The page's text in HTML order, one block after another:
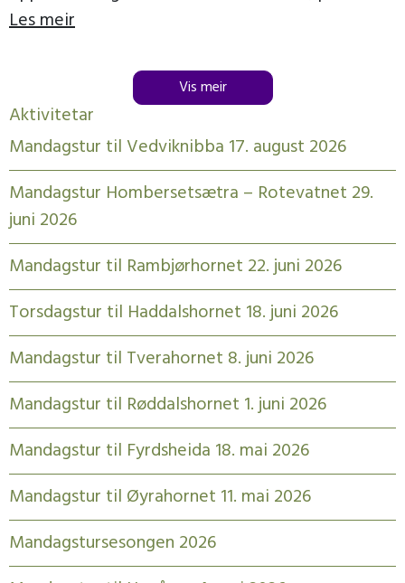
til topps, der […]
Les meir
Vis meir
Aktivitetar
Mandagstur til Vedviknibba 17. august 2026
Mandagstur Hombersetsætra – Rotevatnet 29.
juni 2026
Mandagstur til Rambjørhornet 22. juni 2026
Torsdagstur til Haddalshornet 18. juni 2026
Mandagstur til Tverahornet 8. juni 2026
Mandagstur til Røddalshornet 1. juni 2026
Mandagstur til Fyrdsheida 18. mai 2026
Mandagstur til Øyrahornet 11. mai 2026
Mandagstursesongen 2026